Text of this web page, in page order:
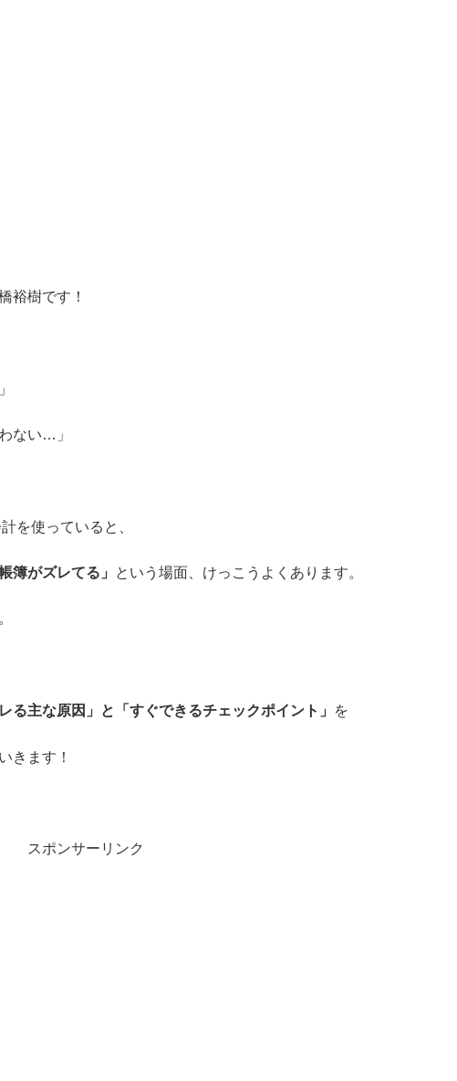
裕樹です！
ない…」
を使っていると、
簿がズレてる」 という場面、けっこうよくあります。
る主な原因」と「すぐできるチェックポイント」 を
きます！
スポンサーリンク